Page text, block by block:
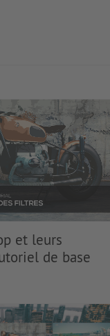
et leurs
de base